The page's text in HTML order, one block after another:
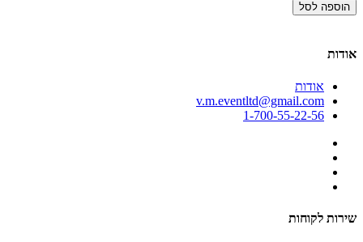
הוספה לסל
אודות
אודות
v.m.eventltd@gmail.com
1-700-55-22-56
שירות לקוחות